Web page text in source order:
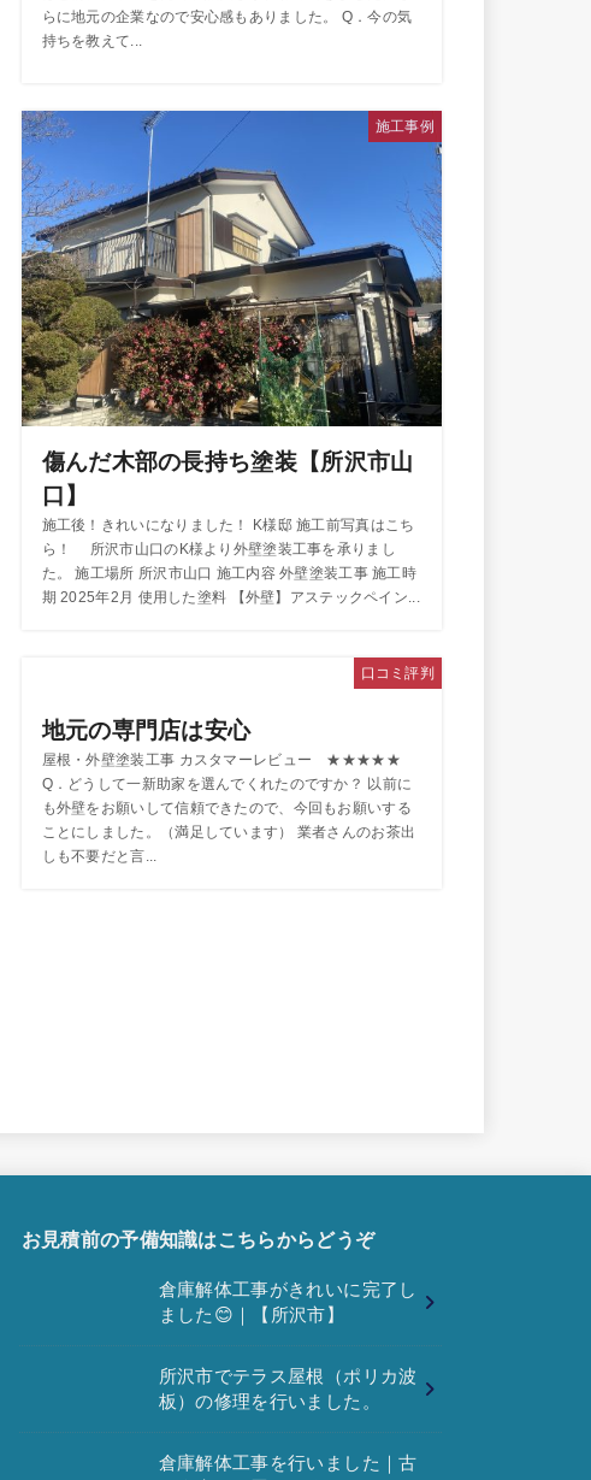
らに地元の企業なので安心感もありました。 Q．今の気
持ちを教えて...
施工事例
傷んだ木部の長持ち塗装【所沢市山
口】
施工後！きれいになりました！ K様邸 施工前写真はこち
ら！ 所沢市山口のK様より外壁塗装工事を承りまし
た。 施工場所 所沢市山口 施工内容 外壁塗装工事 施工時
期 2025年2月 使用した塗料 【外壁】アステックペイン...
口コミ評判
地元の専門店は安心
屋根・外壁塗装工事 カスタマーレビュー ★★★★★
Q．どうして一新助家を選んでくれたのですか？ 以前に
も外壁をお願いして信頼できたので、今回もお願いする
ことにしました。（満足しています） 業者さんのお茶出
しも不要だと言...
お見積前の予備知識はこちらからどうぞ
倉庫解体工事がきれいに完了し
ました😊｜【所沢市】
所沢市でテラス屋根（ポリカ波
板）の修理を行いました。
倉庫解体工事を行いました｜古